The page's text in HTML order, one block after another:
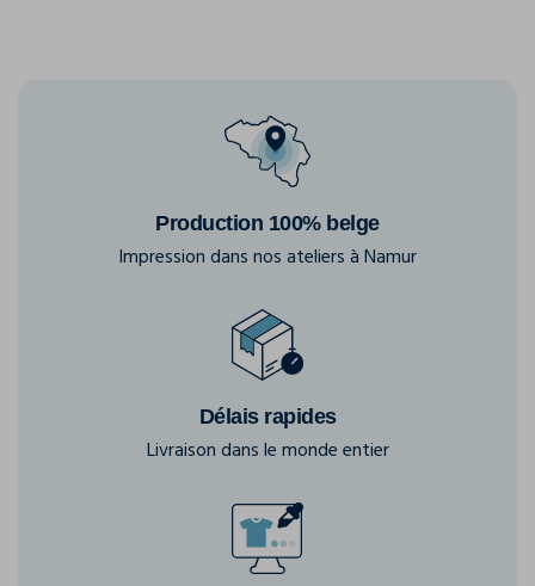
Production 100% belge
Impression dans nos ateliers à Namur
Délais rapides
Livraison dans le monde entier